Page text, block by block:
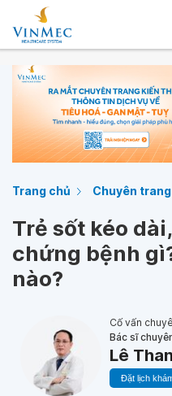
Trang chủ Chuyên
Trẻ sốt kéo
chứng bệnh
nào?
Cố vấn
Bác sĩ
Lê
Đặt lịch